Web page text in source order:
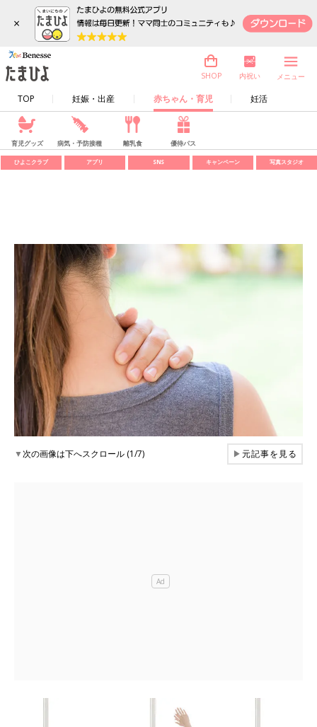
×
TOP 妊娠・出産 赤ちゃん・育児 妊活
SHOP 内祝い メニュー
育児グッズ 病気・予防接種 離乳食 優待パス
ひよこクラブ アプリ SNS キャンペーン 写真スタジオ
▼次の画像は下へスクロール (1/7) ▶元記事を見る